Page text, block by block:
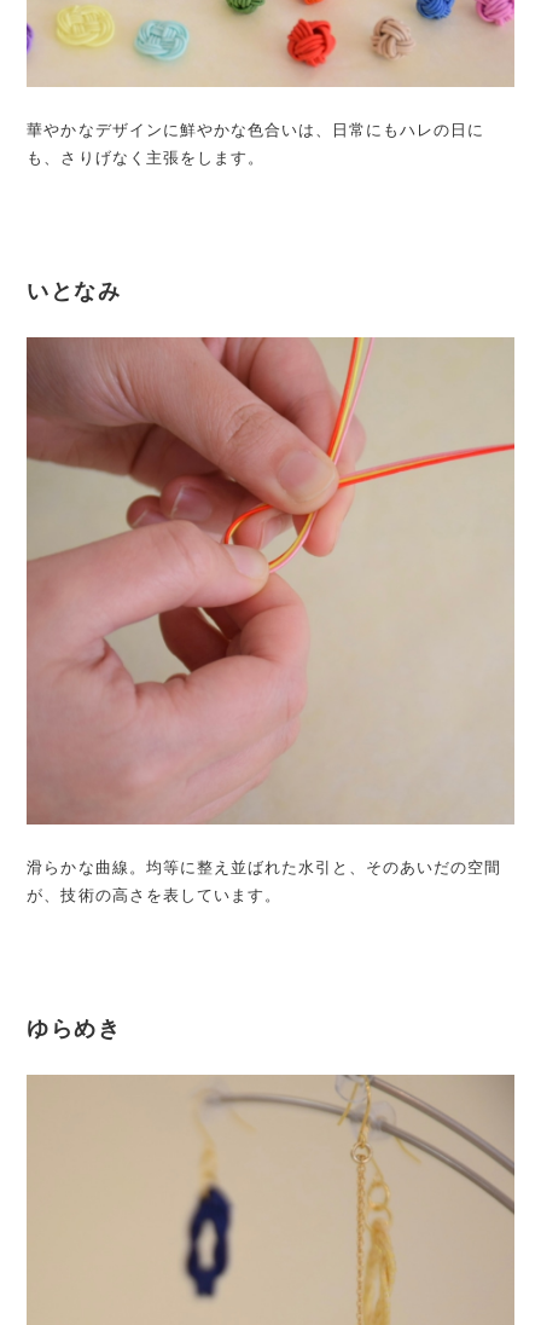
華やかなデザインに鮮やかな色合いは、日常にもハレの日に
も、さりげなく主張をします。
いとなみ
滑らかな曲線。均等に整え並ばれた水引と、そのあいだの空間
が、技術の高さを表しています。
ゆらめき